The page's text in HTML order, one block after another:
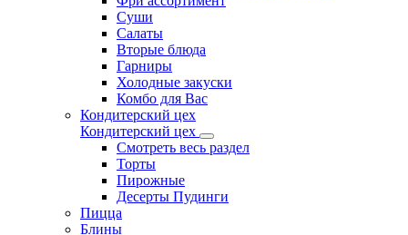
Суши
Салаты
Вторые блюда
Гарниры
Холодные закуски
Комбо для Вас
Кондитерский цех
Кондитерский цех
Смотреть весь раздел
Торты
Пирожные
Десерты Пудинги
Пицца
Блины